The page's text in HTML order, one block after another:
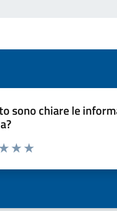
sono chiare le
a 5 stelle la pagina